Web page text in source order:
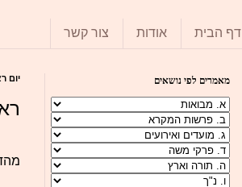
דף הבית אודות צור קשר
יום ראשון, 4 מאמרים לפי נושאים